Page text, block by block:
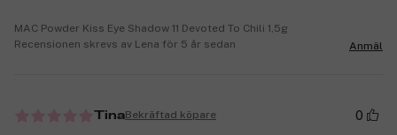
MAC Powder Kiss Eye Shadow 11 Devoted To Chili 1,5g
Recensionen skrevs av Lena för 5 år sedan
Anmäl
TinaBekräftad köpare 0